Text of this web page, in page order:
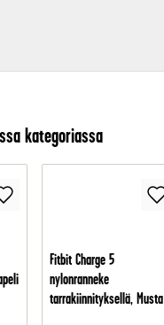
kategoriassa
Fitbit Charge 5
nylonranneke
tarrakiinnityksellä, Musta